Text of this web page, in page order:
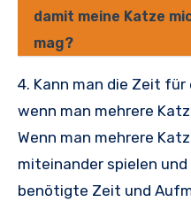
damit meine Katze
mag?
4. Kann man die Zeit
wenn man mehrere
Wenn man mehrere
miteinander spielen
benötigte Zeit und